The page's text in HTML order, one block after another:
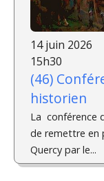
14 juin 2026
15h30
(46)
historien
La conférence
de remettre en
Quercy par le...